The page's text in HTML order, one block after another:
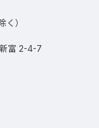
）
富 2-4-7